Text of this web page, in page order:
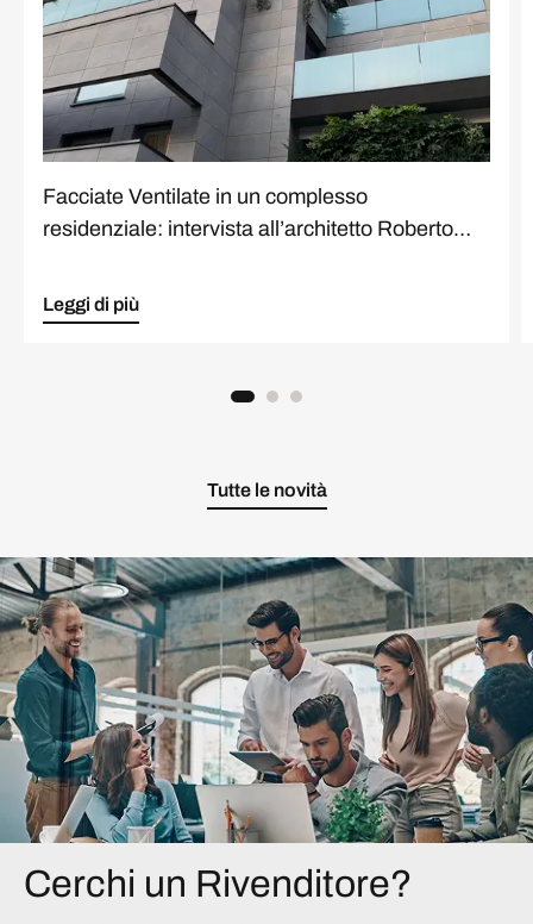
Facciate Ventilate in un complesso
residenziale: intervista all’architetto Roberto
Leggi di più
Tutte le novità
Cerchi un Rivenditore?